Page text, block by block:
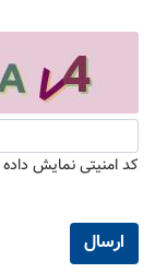
کد امنیتی نمایش داده